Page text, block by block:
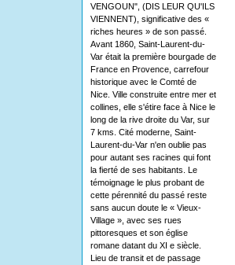
VENGOUN", (DIS LEUR QU'ILS
VIENNENT), significative des «
riches heures » de son passé.
Avant 1860, Saint-Laurent-du-
Var était la première bourgade de
France en Provence, carrefour
historique avec le Comté de
Nice. Ville construite entre mer et
collines, elle s'étire face à Nice le
long de la rive droite du Var, sur
7 kms. Cité moderne, Saint-
Laurent-du-Var n'en oublie pas
pour autant ses racines qui font
la fierté de ses habitants. Le
témoignage le plus probant de
cette pérennité du passé reste
sans aucun doute le « Vieux-
Village », avec ses rues
pittoresques et son église
romane datant du XI e siècle.
Lieu de transit et de passage